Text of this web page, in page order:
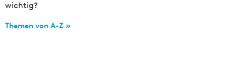
wichtig?
Themen von A-Z »